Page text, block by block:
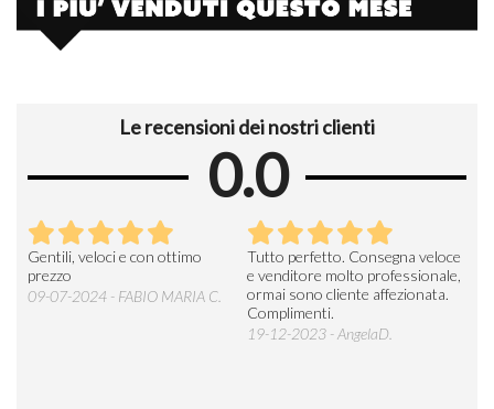
Le recensioni dei nostri clienti
0.0
Gentili, veloci e con ottimo
prezzo
09-07-2024 - FABIO MARIA C.
Tutto perfetto. Consegna veloce
e venditore molto professionale,
ormai sono cliente affezionata.
Complimenti.
19-12-2023 - AngelaD.